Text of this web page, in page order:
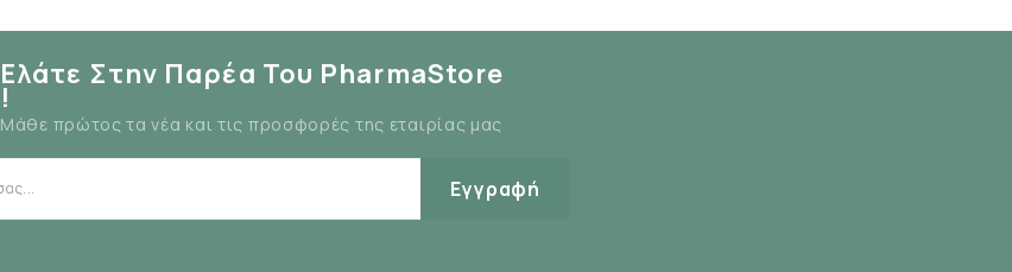
Ελάτε Στην Παρέα Του PharmaStore
!
Μάθε πρώτος τα νέα και τις προσφορές της εταιρίας μας
Εγγραφή